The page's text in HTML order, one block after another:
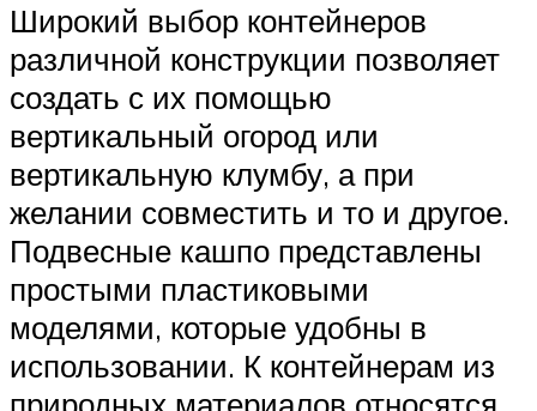
Широкий выбор контейнеров
различной конструкции позволяет
создать с их помощью
вертикальный огород или
вертикальную клумбу, а при
желании совместить и то и другое.
Подвесные кашпо представлены
простыми пластиковыми
моделями, которые удобны в
использовании. К контейнерам из